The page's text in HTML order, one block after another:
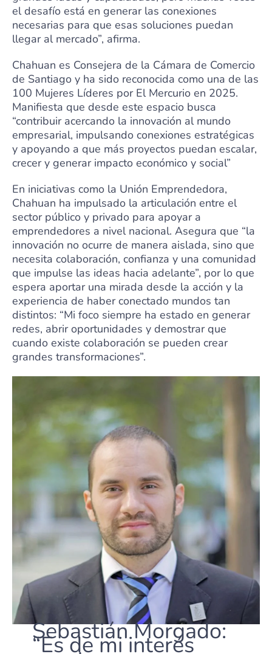
el desafío está en generar las conexiones
necesarias para que esas soluciones puedan
llegar al mercado”, afirma.
Chahuan es Consejera de la Cámara de Comercio
de Santiago y ha sido reconocida como una de las
100 Mujeres Líderes por El Mercurio en 2025.
Manifiesta que desde este espacio busca
“contribuir acercando la innovación al mundo
empresarial, impulsando conexiones estratégicas
y apoyando a que más proyectos puedan escalar,
crecer y generar impacto económico y social”
En iniciativas como la Unión Emprendedora,
Chahuan ha impulsado la articulación entre el
sector público y privado para apoyar a
emprendedores a nivel nacional. Asegura que “la
innovación no ocurre de manera aislada, sino que
necesita colaboración, confianza y una comunidad
que impulse las ideas hacia adelante”, por lo que
espera aportar una mirada desde la acción y la
experiencia de haber conectado mundos tan
distintos: “Mi foco siempre ha estado en generar
redes, abrir oportunidades y demostrar que
cuando existe colaboración se pueden crear
grandes transformaciones”.
Sebastián Morgado:
“Es de mi interés